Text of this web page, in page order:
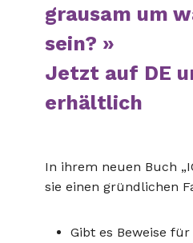
grausam um
sein? »
Jetzt auf DE
erhältlich
In ihrem neuen Buch
sie einen gründlichen
Gibt es Beweise